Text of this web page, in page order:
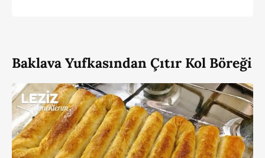
Baklava Yufkasından Çıtır Kol Böreği